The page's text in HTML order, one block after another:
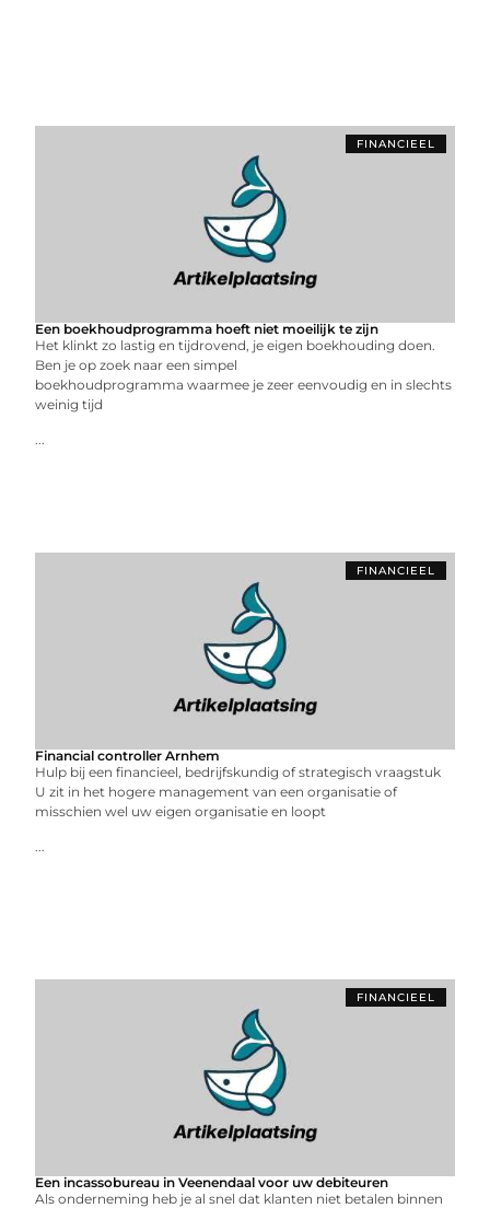
FINANCIEEL
Een boekhoudprogramma hoeft niet moeilijk te zijn
Het klinkt zo lastig en tijdrovend, je eigen boekhouding doen.
Ben je op zoek naar een simpel
boekhoudprogramma waarmee je zeer eenvoudig en in slechts
weinig tijd
...
FINANCIEEL
Financial controller Arnhem
Hulp bij een financieel, bedrijfskundig of strategisch vraagstuk
U zit in het hogere management van een organisatie of
misschien wel uw eigen organisatie en loopt
...
FINANCIEEL
Een incassobureau in Veenendaal voor uw debiteuren
Als onderneming heb je al snel dat klanten niet betalen binnen